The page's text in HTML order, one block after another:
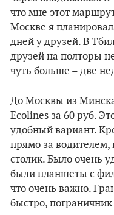
что мне этот
Москве я
дней у друзей. В
друзей на полторы
чуть больше – две
До Москвы из
Ecolines за 60 руб.
удобный вариант.
прямо за водителем,
столик. Было очень
были планшеты с
что очень важно.
быстро,